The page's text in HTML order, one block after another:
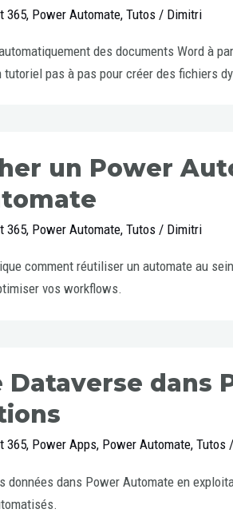
365, Power Automate, Tutos/ Dimitri
des documents Word à
tutoriel pas à pas pour créer des fichiers
un Power
365, Power Automate, Tutos/ Dimitri
comment réutiliser un automate au
vos workflows.
Dataverse dans
365, Power Apps, Power Automate, Tutos/
données dans Power Automate en